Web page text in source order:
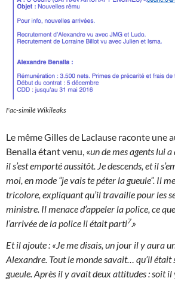
Fac-similé Wikileaks
Le même Gilles de Laclause raconte une
Benalla étant venu, «un de mes agents lui
il s’est emporté aussitôt. Je descends, et il
moi, en mode “je vais te péter la gueule”. Il
tricolore, expliquant qu’il travaille pour les
ministre. Il menace d’appeler la police, ce
l’arrivée de la police il était parti7.»
Et il ajoute : «Je me disais, un jour il y aura
Alexandre. Tout le monde savait… qu’il était
gueule. Après il y avait deux attitudes : soit il